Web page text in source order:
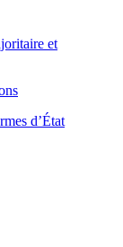
et
d’État